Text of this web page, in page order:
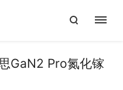
GaN2 Pro氮化镓